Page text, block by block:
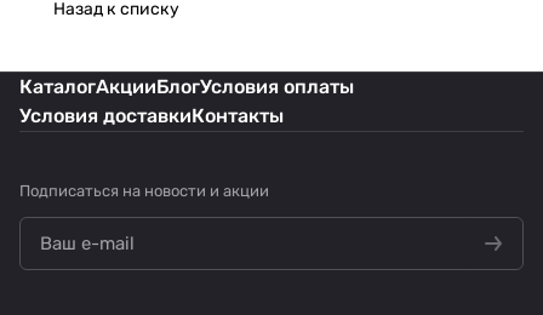
Назад к списку
КаталогАкцииБлогУсловия оплаты
Условия доставкиКонтакты
Подписаться на новости и акции